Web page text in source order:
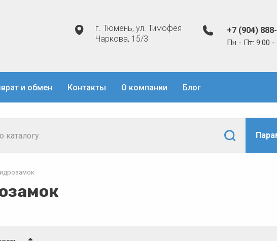
г. Тюмень, ул. Тимофея
Чаркова, 15/3
+7 (904)
Пн - Пт: 9:00 -
и обмен Контакты О компании Блог